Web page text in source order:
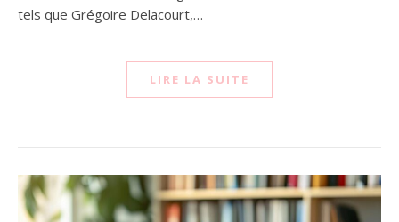
tels que Grégoire Delacourt,…
LIRE LA SUITE